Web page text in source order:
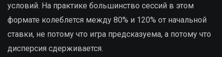
условий. На практике большинство сессий в этом
формате колеблется между 80% и 120% от начальной
ставки, не потому что игра предсказуема, а потому что
дисперсия сдерживается.